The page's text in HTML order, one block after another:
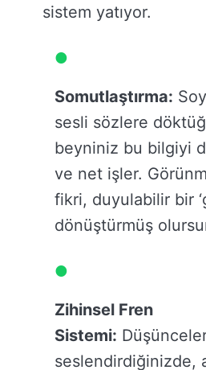
sistem yatıyor.
Somutlaştırma:
sesli sözlere
beyniniz bu bilgiyi
ve net işler.
fikri, duyulabilir bir
dönüştürmüş
Zihinsel Fren
Sistemi:
seslendirdiğinizde,